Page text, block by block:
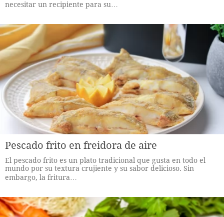
necesitar un recipiente para su…
Pescado frito en freidora de aire
El pescado frito es un plato tradicional que gusta en todo el
mundo por su textura crujiente y su sabor delicioso. Sin
embargo, la fritura…